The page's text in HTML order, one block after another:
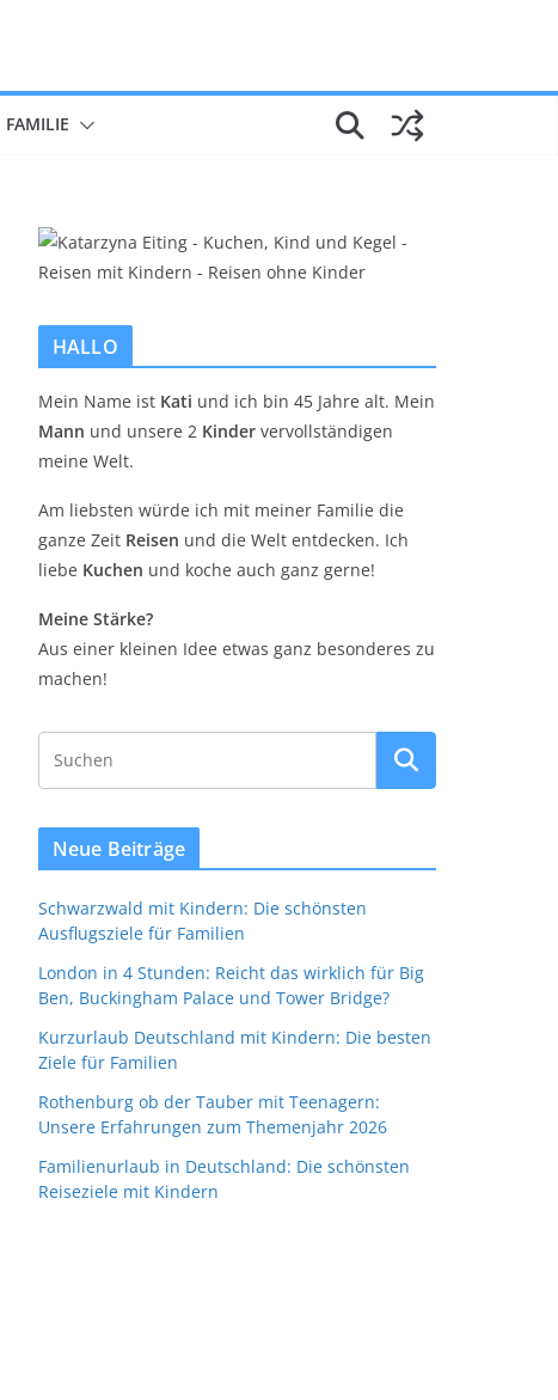
FAMILIE
HALLO
Mein Name ist Kati und ich bin 45 Jahre alt. Mein
Mann und unsere 2 Kinder vervollständigen
meine Welt.
Am liebsten würde ich mit meiner Familie die
ganze Zeit Reisen und die Welt entdecken. Ich
liebe Kuchen und koche auch ganz gerne!
Meine Stärke?
Aus einer kleinen Idee etwas ganz besonderes zu
machen!
Neue Beiträge
Schwarzwald mit Kindern: Die schönsten
Ausflugsziele für Familien
London in 4 Stunden: Reicht das wirklich für Big
Ben, Buckingham Palace und Tower Bridge?
Kurzurlaub Deutschland mit Kindern: Die besten
Ziele für Familien
Rothenburg ob der Tauber mit Teenagern:
Unsere Erfahrungen zum Themenjahr 2026
Familienurlaub in Deutschland: Die schönsten
Reiseziele mit Kindern